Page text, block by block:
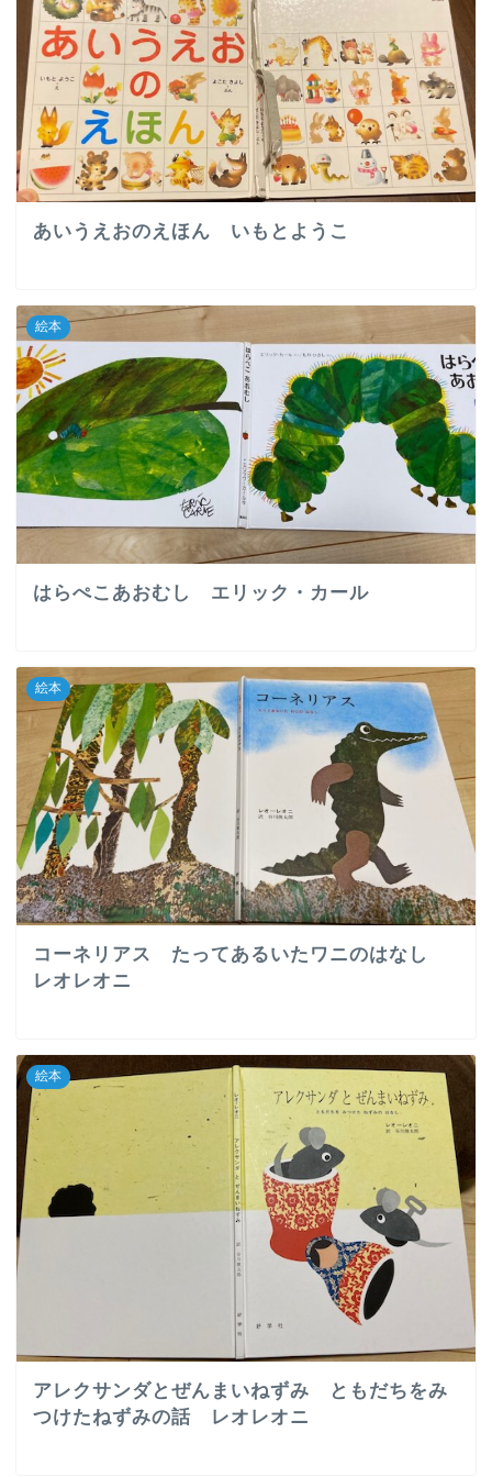
あいうえおのえほん いもとようこ
絵本
はらぺこあおむし エリック・カール
絵本
コーネリアス たってあるいたワニのはなし
レオレオニ
絵本
アレクサンダとぜんまいねずみ ともだちをみ
つけたねずみの話 レオレオニ